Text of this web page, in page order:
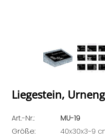
Liegestein,
Art.-Nr.:
MU-19
Größe:
40x30x3~9